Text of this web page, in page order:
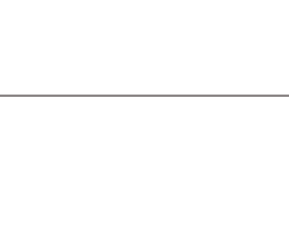
المحتوى